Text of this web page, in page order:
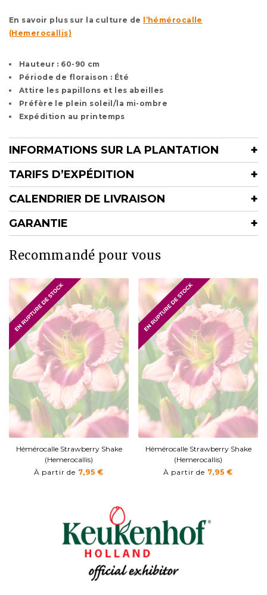
En savoir plus sur la culture de
l’hémérocalle
(Hemerocallis)
Hauteur : 60-90 cm
Période de floraison : Été
Attire les papillons et les abeilles
Préfère le plein soleil/la mi-ombre
Expédition au printemps
INFORMATIONS SUR LA PLANTATION
TARIFS D’EXPÉDITION
CALENDRIER DE LIVRAISON
GARANTIE
Recommandé pour vous
Hémérocalle Strawberry Shake
(Hemerocallis)
À partir de 7,95 €
Hémérocalle Strawberry Shake
(Hemerocallis)
À partir de 7,95 €